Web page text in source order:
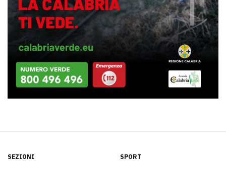
SEZIONI SPORT